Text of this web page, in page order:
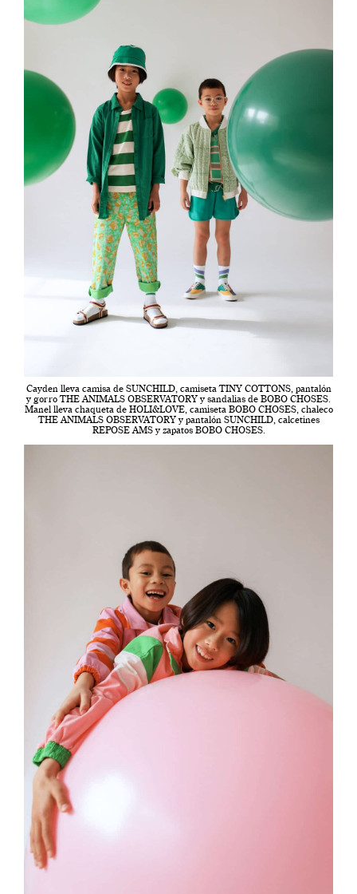
Cayden lleva camisa de SUNCHILD, camiseta TINY COTTONS, pantalón
y gorro THE ANIMALS OBSERVATORY y sandalias de BOBO CHOSES.
Manel lleva chaqueta de HOLI&LOVE, camiseta BOBO CHOSES, chaleco
THE ANIMALS OBSERVATORY y pantalón SUNCHILD, calcetines
REPOSE AMS y zapatos BOBO CHOSES.